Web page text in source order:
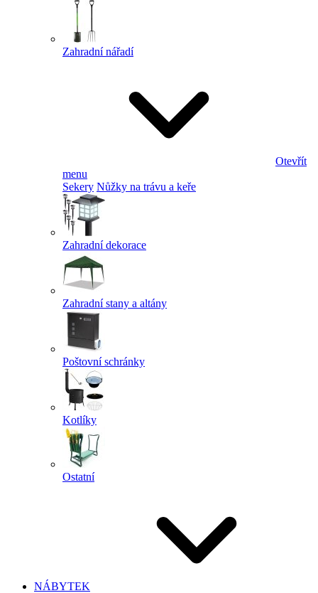
Zahradní nářadí
Otevřít
menu
Sekery Nůžky na trávu a keře
Zahradní dekorace
Zahradní stany a altány
Poštovní schránky
Kotlíky
Ostatní
NÁBYTEK